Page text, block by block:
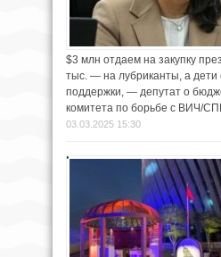
$3 млн отдаем на закупку
тыс. — на лубриканты, а дети
поддержки, — депутат о
комитета по борьбе с ВИЧ/
03.03.2025 15:30